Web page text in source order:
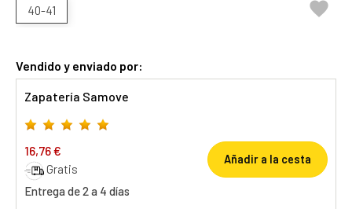
40-41 
Vendido y enviado por:
Zapatería Samove
16,76 €
Gratis
Entrega de 2 a 4 días
Añadir a la cesta